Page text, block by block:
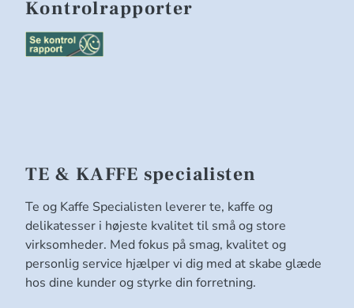
Kontrolrapporter
TE & KAFFE specialisten
Te og Kaffe Specialisten leverer te, kaffe og
delikatesser i højeste kvalitet til små og store
virksomheder. Med fokus på smag, kvalitet og
personlig service hjælper vi dig med at skabe glæde
hos dine kunder og styrke din forretning.